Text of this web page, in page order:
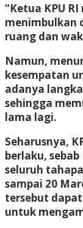
“Ketua KPU
menimbulkan
ruang dan
Namun,
kesempatan
adanya
sehingga
lama lagi.
Seharusnya,
berlaku,
seluruh
sampai 20
tersebut
untuk